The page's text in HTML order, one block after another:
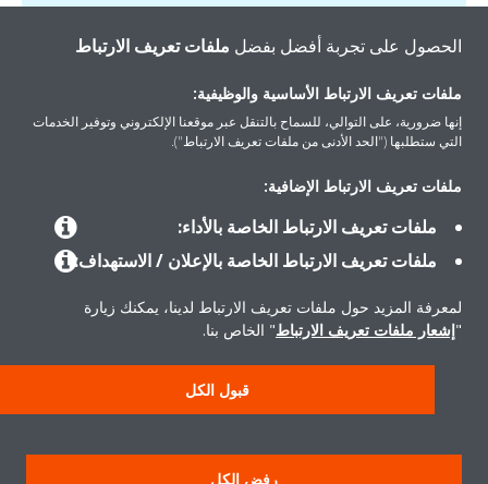
المنتجات
حول دايكن
إشعار قانوني إشعار ملف تعريف الارتباط
سياسة خصوصية البيانات
الحصول على تجربة أفضل بفضل ملفات تعريف الارتباط
ملفات تعريف الارتباط الأساسية والوظيفية:
إنها ضرورية، على التوالي، للسماح بالتنقل عبر موقعنا الإلكتروني وتوفير الخدمات
التي ستطلبها ("الحد الأدنى من ملفات تعريف الارتباط").
ملفات تعريف الارتباط الإضافية:
ملفات تعريف الارتباط الخاصة بالأداء:
ملفات تعريف الارتباط الخاصة بالإعلان / الاستهداف:
لمعرفة المزيد حول ملفات تعريف الارتباط لدينا، يمكنك زيارة
"إشعار ملفات تعريف الارتباط" الخاص بنا.
قبول الكل
رفض الكل